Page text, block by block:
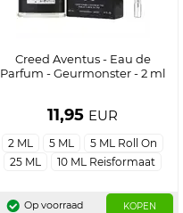
Creed Aventus - Eau de
Parfum - Geurmonster - 2 ml
11,95 EUR
2 ML 5 ML
5 ML Roll On
25 ML
10 ML Reisformaat
Op voorraad KOPEN